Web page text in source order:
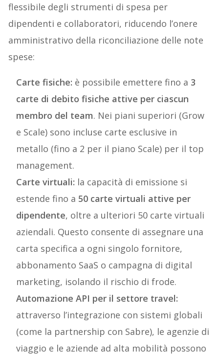
flessibile degli strumenti di spesa per
dipendenti e collaboratori, riducendo l’onere
amministrativo della riconciliazione delle note
spese:
Carte fisiche: è possibile emettere fino a 3
carte di debito fisiche attive per ciascun
membro del team. Nei piani superiori (Grow
e Scale) sono incluse carte esclusive in
metallo (fino a 2 per il piano Scale) per il top
management.
Carte virtuali: la capacità di emissione si
estende fino a 50 carte virtuali attive per
dipendente, oltre a ulteriori 50 carte virtuali
aziendali. Questo consente di assegnare una
carta specifica a ogni singolo fornitore,
abbonamento SaaS o campagna di digital
marketing, isolando il rischio di frode.
Automazione API per il settore travel:
attraverso l’integrazione con sistemi globali
(come la partnership con Sabre), le agenzie di
viaggio e le aziende ad alta mobilità possono